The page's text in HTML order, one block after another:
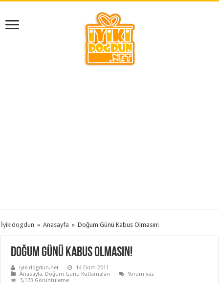
İyikidogdun » Anasayfa » Doğum Günü Kabus Olmasın!
Doğum Günü Kabus Olmasın!
iyikidogdun.net
14 Ekim 2011
Anasayfa, Doğum Günü Kutlamaları
Yorum yaz
5,173 Görüntüleme